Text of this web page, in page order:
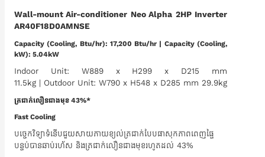
Wall-mount Air-conditioner Neo Alpha​ 2HP Inverter​
AR40F18D0AMNSE
Capacity (Cooling, Btu/hr): 17,200 Btu/hr | Capacity (Cooling,
kW): 5.04kW
Indoor Unit: W889 x H299 x D215 mm
11.5kg | Outdoor Unit: W790 x H548 x D285 mm 29.9kg
ត្រជាក់លឿនជាងមុខ 43%*
Fast Cooling
បច្ចេកវិទ្យាទំនើបជួយសាយភាយខ្យល់ត្រជាក់បែបផាសុកភាពពេញផ្ទៃ
បន្ទប់បានឆាប់រហ័ស និងត្រជាក់លឿនជាងមុខរហូតដល់ 43%